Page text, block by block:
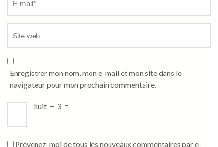
Enregistrer mon nom, mon e-mail et mon site dans le
navigateur pour mon prochain commentaire.
huit − 3 =
Prévenez-moi de tous les nouveaux commentaires par e-